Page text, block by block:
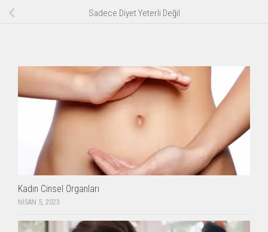
Sadece Diyet Yeterli Değil
Kadın Cinsel Organları
NISAN 5, 2023